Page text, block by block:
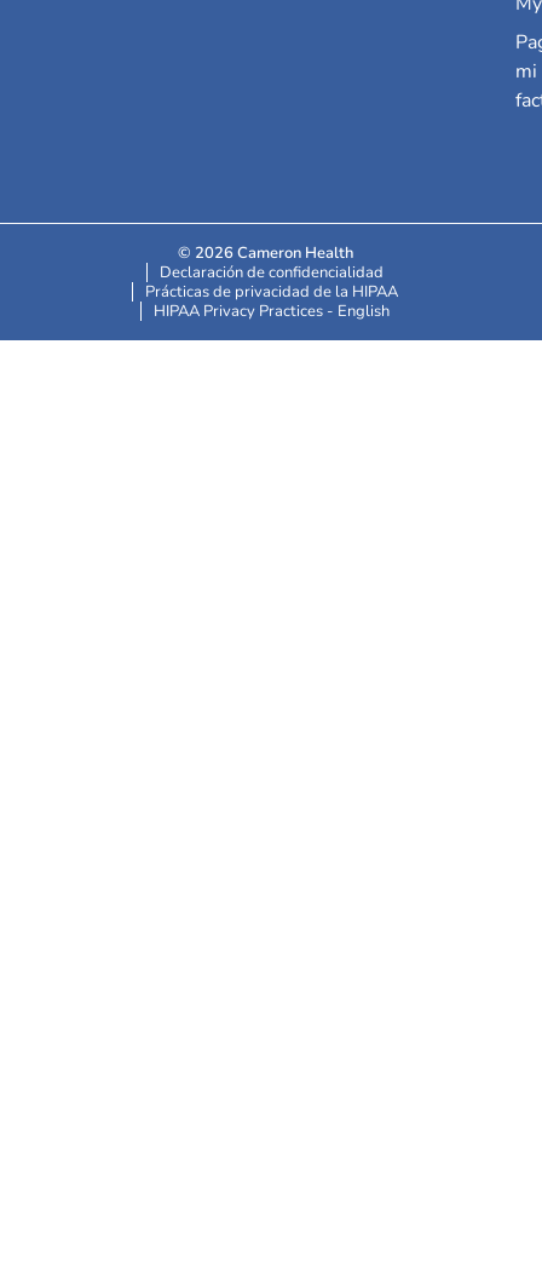
mi
© 2026 Cameron Health
Declaración de confidencialidad
Prácticas de privacidad de la HIPAA
HIPAA Privacy Practices - English